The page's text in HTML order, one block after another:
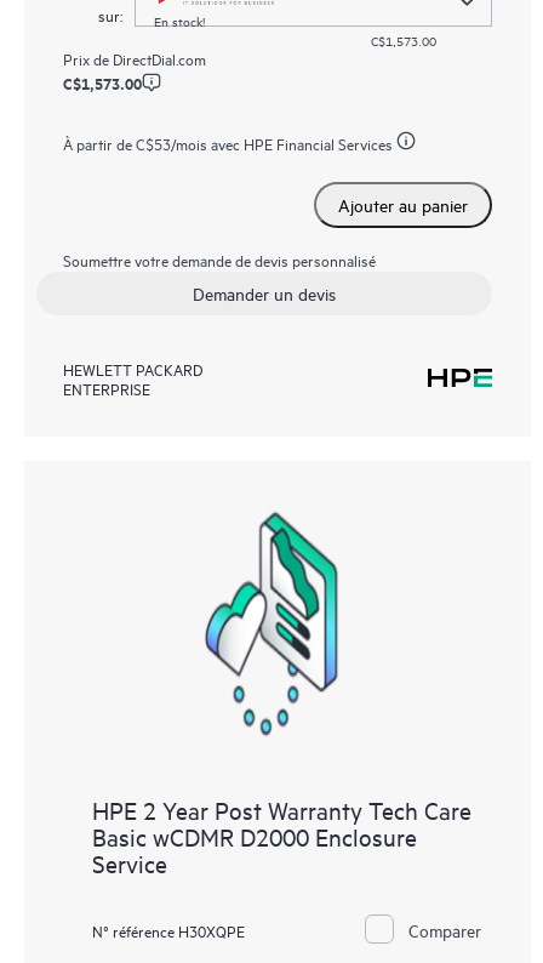
sur:
En stock!
C$1,573.00
Prix de DirectDial.com
C$1,573.00
À partir deC$53/mois avec HPE Financial Services
Ajouter au panier
Soumettre votre demande de devis personnalisé
Demander un devis
HEWLETT PACKARD
ENTERPRISE
HPE 2 Year Post Warranty Tech Care
Basic wCDMR D2000 Enclosure
Service
N° référence H30XQPE Comparer